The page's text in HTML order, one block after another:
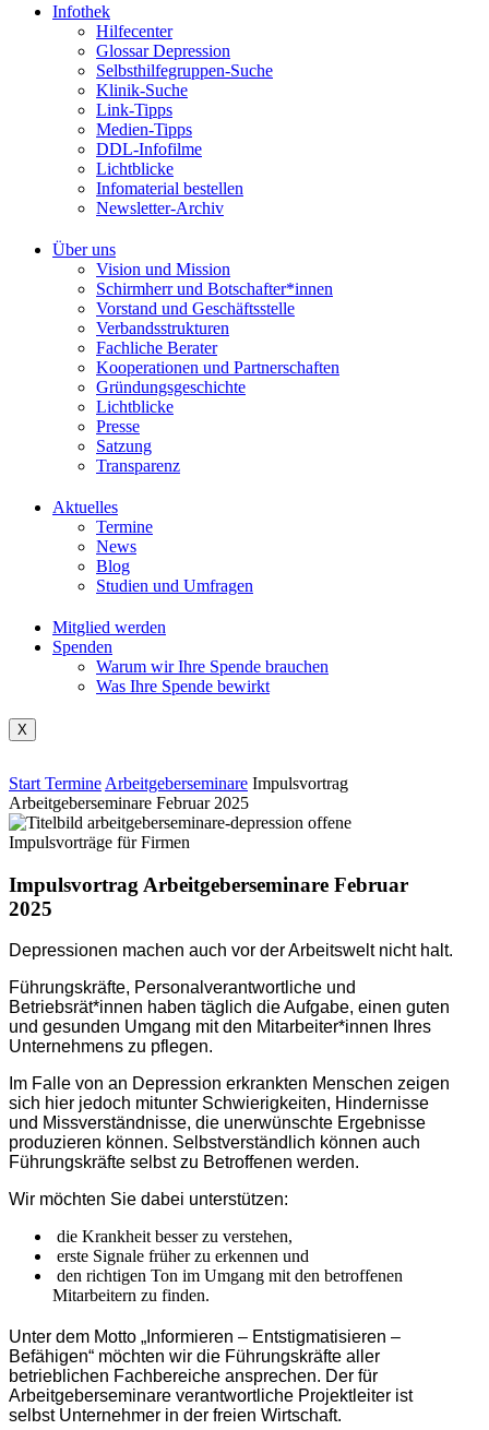
Infothek
Hilfecenter
Glossar Depression
Selbsthilfegruppen-Suche
Klinik-Suche
Link-Tipps
Medien-Tipps
DDL-Infofilme
Lichtblicke
Infomaterial bestellen
Newsletter-Archiv
Über uns
Vision und Mission
Schirmherr und Botschafter*innen
Vorstand und Geschäftsstelle
Verbandsstrukturen
Fachliche Berater
Kooperationen und Partnerschaften
Gründungsgeschichte
Lichtblicke
Presse
Satzung
Transparenz
Aktuelles
Termine
News
Blog
Studien und Umfragen
Mitglied werden
Spenden
Warum wir Ihre Spende brauchen
Was Ihre Spende bewirkt
X
Start Termine Arbeitgeberseminare Impulsvortrag
Arbeitgeberseminare Februar 2025
Impulsvortrag Arbeitgeberseminare Februar
2025
Depressionen machen auch vor der Arbeitswelt nicht halt.
Führungskräfte, Personalverantwortliche und
Betriebsrät*innen haben täglich die Aufgabe, einen guten
und gesunden Umgang mit den Mitarbeiter*innen Ihres
Unternehmens zu pflegen.
Im Falle von an Depression erkrankten Menschen zeigen
sich hier jedoch mitunter Schwierigkeiten, Hindernisse
und Missverständnisse, die unerwünschte Ergebnisse
produzieren können. Selbstverständlich können auch
Führungskräfte selbst zu Betroffenen werden.
Wir möchten Sie dabei unterstützen:
die Krankheit besser zu verstehen,
erste Signale früher zu erkennen und
den richtigen Ton im Umgang mit den betroffenen
Mitarbeitern zu finden.
Unter dem Motto „Informieren – Entstigmatisieren –
Befähigen“ möchten wir die Führungskräfte aller
betrieblichen Fachbereiche ansprechen. Der für
Arbeitgeberseminare verantwortliche Projektleiter ist
selbst Unternehmer in der freien Wirtschaft.